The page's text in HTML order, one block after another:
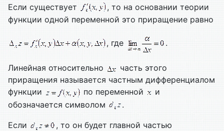
Если существует
, то на основании теории
функции одной переменной это приращение равно
, где .
Линейная относительно
часть этого
приращения называется частным дифференциалом
функции
по переменной
и
обозначается символом
.
Если
, то он будет главной частью